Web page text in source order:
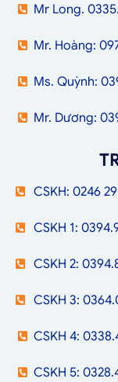
Mr Long.
Mr. Hoàng:
Ms. Quỳnh:
Mr. Dương:
CSKH: 0246
CSKH 1:
CSKH 2:
CSKH 3:
CSKH 4:
CSKH 5: